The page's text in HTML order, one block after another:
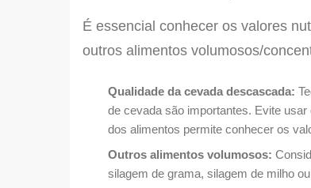
É essencial conhecer os valores
outros alimentos volumosos/
Qualidade da cevada descascada:
de cevada são importantes. Evite
dos alimentos permite conhecer os
Outros alimentos volumosos:
silagem de grama, silagem de milho